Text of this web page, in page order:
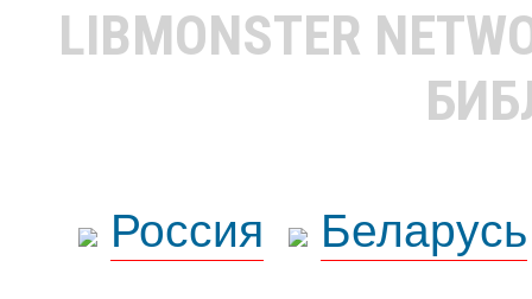
LIBMONSTER
Россия
Беларусь